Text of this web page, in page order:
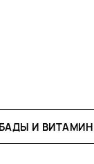
БАДЫ И